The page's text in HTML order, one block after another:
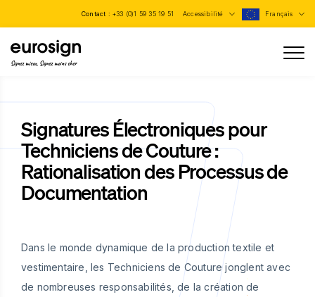
Contact : +33 (0)1 59 35 19 51 Accessibilité Français
Signez mieux, Signez moins cher
Signatures Électroniques pour
Techniciens de Couture :
Rationalisation des Processus de
Documentation
Dans le monde dynamique de la production textile et
vestimentaire, les Techniciens de Couture jonglent avec
de nombreuses responsabilités, de la création de